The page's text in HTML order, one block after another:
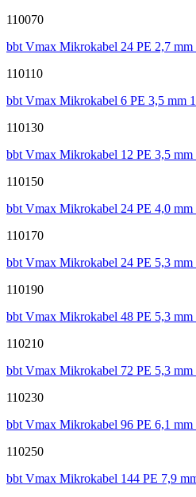
110070
bbt Vmax Mikrokabel 24 PE 2,7
110110
bbt Vmax Mikrokabel 6 PE 3,5 mm
110130
bbt Vmax Mikrokabel 12 PE 3,5
110150
bbt Vmax Mikrokabel 24 PE 4,0
110170
bbt Vmax Mikrokabel 24 PE 5,3
110190
bbt Vmax Mikrokabel 48 PE 5,3
110210
bbt Vmax Mikrokabel 72 PE 5,3
110230
bbt Vmax Mikrokabel 96 PE 6,1
110250
bbt Vmax Mikrokabel 144 PE 7,9